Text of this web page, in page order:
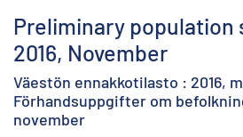
Preliminary population
2016, November
Väestön ennakkotilasto : 2016,
Förhandsuppgifter om
november